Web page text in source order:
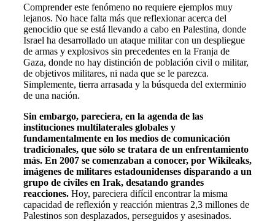
Comprender este fenómeno no requiere ejemplos muy
lejanos. No hace falta más que reflexionar acerca del
genocidio que se está llevando a cabo en Palestina, donde
Israel ha desarrollado un ataque militar con un despliegue
de armas y explosivos sin precedentes en la Franja de
Gaza, donde no hay distinción de población civil o militar,
de objetivos militares, ni nada que se le parezca.
Simplemente, tierra arrasada y la búsqueda del exterminio
de una nación.
Sin embargo, pareciera, en la agenda de las
instituciones multilaterales globales y
fundamentalmente en los medios de comunicación
tradicionales, que sólo se tratara de un enfrentamiento
más. En 2007 se comenzaban a conocer, por Wikileaks,
imágenes de militares estadounidenses disparando a un
grupo de civiles en Irak, desatando grandes
reacciones. Hoy, pareciera difícil encontrar la misma
capacidad de reflexión y reacción mientras 2,3 millones de
Palestinos son desplazados, perseguidos y asesinados.